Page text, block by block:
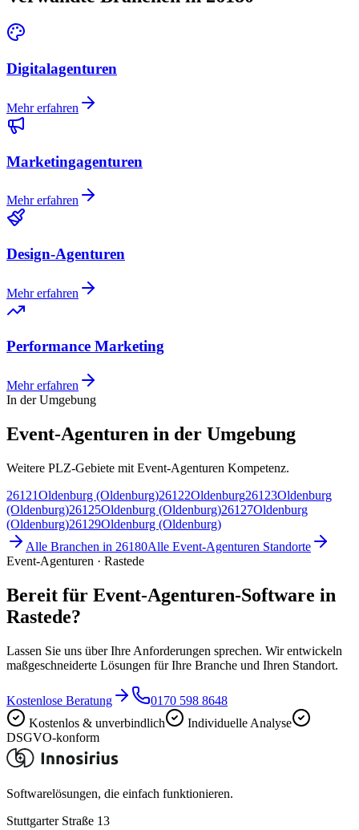
Digitalagenturen
Mehr erfahren
Marketingagenturen
Mehr erfahren
Design-Agenturen
Mehr erfahren
Performance Marketing
Mehr erfahren
In der Umgebung
Event-Agenturen in der Umgebung
Weitere PLZ-Gebiete mit Event-Agenturen Kompetenz.
26121Oldenburg (Oldenburg)26122Oldenburg26123Oldenburg
(Oldenburg)26125Oldenburg (Oldenburg)26127Oldenburg
(Oldenburg)26129Oldenburg (Oldenburg)
Alle Branchen in 26180Alle Event-Agenturen Standorte
Event-Agenturen · Rastede
Bereit für Event-Agenturen-Software in
Rastede?
Lassen Sie uns über Ihre Anforderungen sprechen. Wir entwickeln
maßgeschneiderte Lösungen für Ihre Branche und Ihren Standort.
Kostenlose Beratung
0170 598 8648
Kostenlos & unverbindlich
Individuelle Analyse
DSGVO-konform
Softwarelösungen, die einfach funktionieren.
Stuttgarter Straße 13